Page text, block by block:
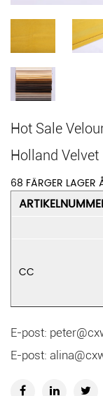
Hot Sale
Holland Velvet
68 FÄRGER LAGER
CC
E-post:
E-post: